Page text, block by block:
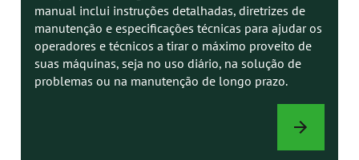
manual inclui instruções detalhadas, diretrizes de
manutenção e especificações técnicas para ajudar os
operadores e técnicos a tirar o máximo proveito de
suas máquinas, seja no uso diário, na solução de
problemas ou na manutenção de longo prazo.
MANUAIS